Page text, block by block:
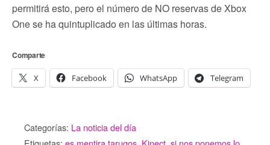
permitirá esto, pero el número de NO reservas de Xbox
One se ha quintuplicado en las últimas horas.
Comparte
X Facebook WhatsApp Telegram
Categorías: La noticia del día